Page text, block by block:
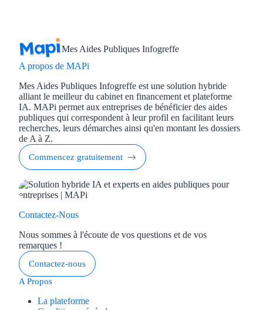
Mes Aides Publiques Infogreffe
A propos de MAPi
Mes Aides Publiques Infogreffe est une solution hybride
alliant le meilleur du cabinet en financement et plateforme
IA. MAPi permet aux entreprises de bénéficier des aides
publiques qui correspondent à leur profil en facilitant leurs
recherches, leurs démarches ainsi qu'en montant les dossiers
de A à Z.
Commencez gratuitement
Contactez-Nous
Nous sommes à l'écoute de vos questions et de vos
remarques !
Contactez-nous
A Propos
La plateforme